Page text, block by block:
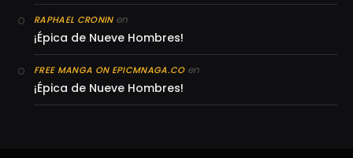
RAPHAEL CRONINen
¡Épica de Nueve Hombres!
FREE MANGA ON EPICMNAGA.COen
¡Épica de Nueve Hombres!